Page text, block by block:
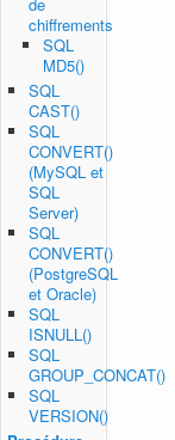
de
chiffrements
SQL
MD5()
SQL
CAST()
SQL
CONVERT()
(MySQL et
SQL
Server)
SQL
CONVERT()
(PostgreSQL
et Oracle)
SQL
ISNULL()
SQL
GROUP_CONCAT()
SQL
VERSION()